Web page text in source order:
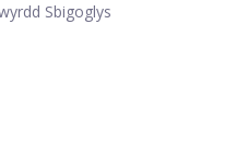
Sbigoglys